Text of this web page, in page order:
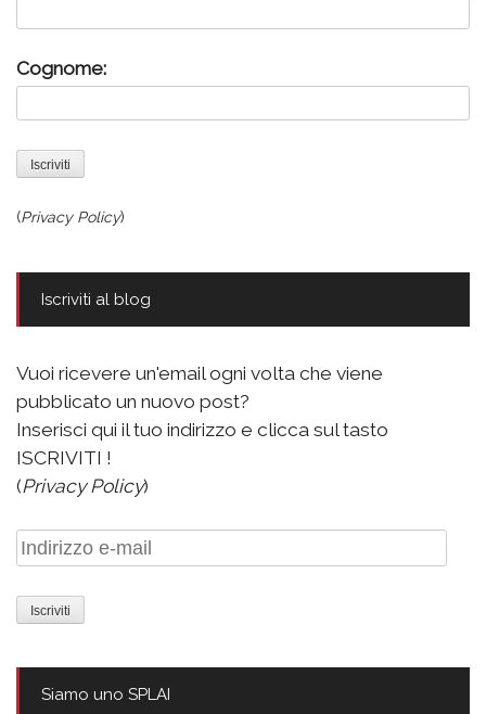
Cognome:
(Privacy Policy)
Iscriviti al blog
Vuoi ricevere un'email ogni volta che viene
pubblicato un nuovo post?
Inserisci qui il tuo indirizzo e clicca sul tasto
ISCRIVITI !
(Privacy Policy)
Indirizzo
e-
mail
Siamo uno SPLAI